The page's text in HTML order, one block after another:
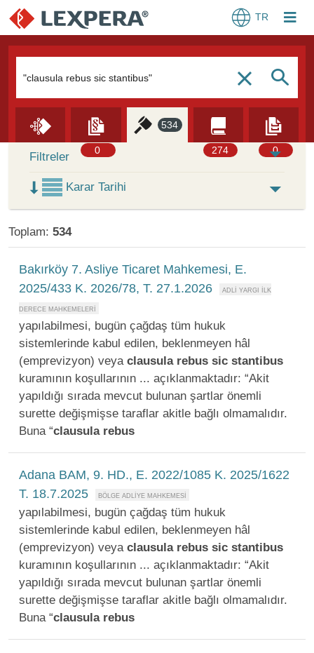
TR
c S
0
534
274 0
Skip to Search Results
Filtreler
Karar Tarihi
Toplam: 534
Bakırköy 7. Asliye Ticaret Mahkemesi, E.
2025/433 K. 2026/78, T. 27.1.2026
yapılabilmesi, bugün çağdaş tüm hukuk
sistemlerinde kabul edilen, beklenmeyen hâl
(emprevizyon) veya clausula rebus sic stantibus
kuramının koşullarının ... açıklanmaktadır: “Akit
yapıldığı sırada mevcut bulunan şartlar önemli
surette değişmişse taraflar akitle bağlı olmamalıdır.
Buna “clausula rebus
Adana BAM, 9. HD., E. 2022/1085 K. 2025/1622
T. 18.7.2025
yapılabilmesi, bugün çağdaş tüm hukuk
sistemlerinde kabul edilen, beklenmeyen hâl
(emprevizyon) veya clausula rebus sic stantibus
kuramının koşullarının ... açıklanmaktadır: “Akit
yapıldığı sırada mevcut bulunan şartlar önemli
surette değişmişse taraflar akitle bağlı olmamalıdır.
Buna “clausula rebus